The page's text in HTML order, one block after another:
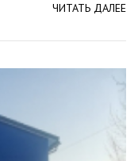
ЧИТАТЬ ДАЛЕЕ